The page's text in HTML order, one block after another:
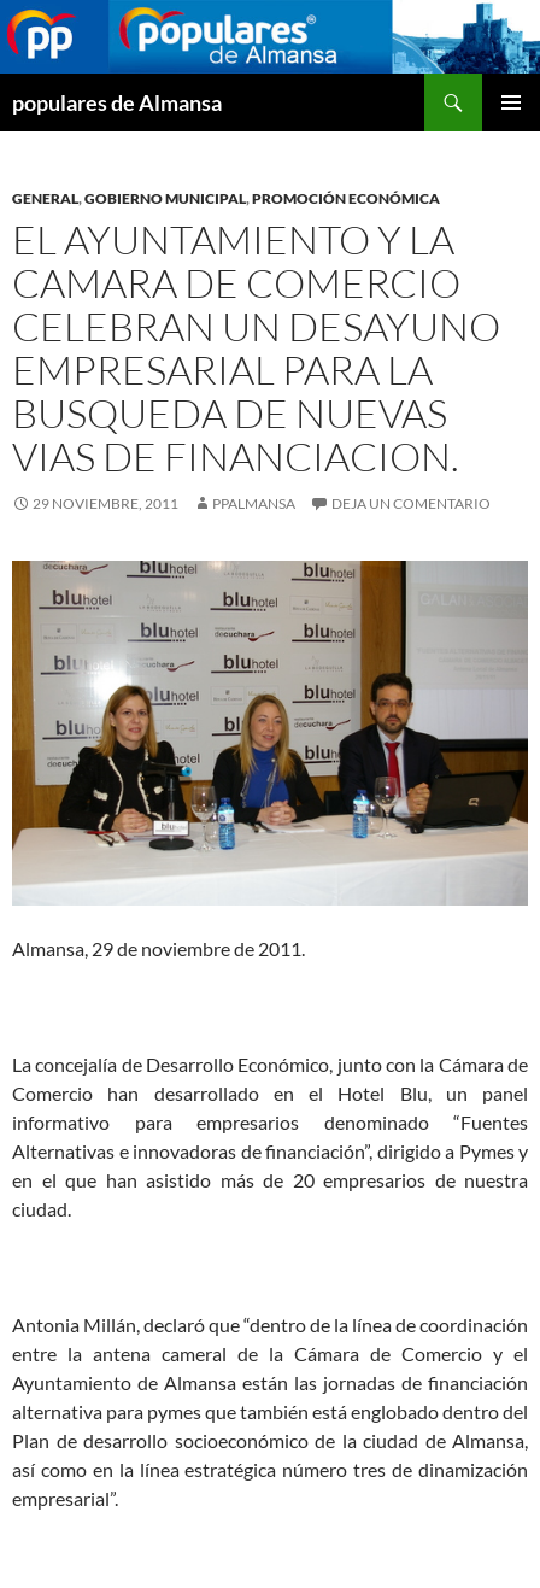
populares de Almansa
GENERAL,GOBIERNO MUNICIPAL,PROMOCIÓN ECONÓMICA
EL AYUNTAMIENTO Y LA
CAMARA DE COMERCIO
CELEBRAN UN DESAYUNO
EMPRESARIAL PARA LA
BUSQUEDA DE NUEVAS
VIAS DE FINANCIACION.
29 NOVIEMBRE, 2011 PPALMANSA DEJA UN COMENTARIO
Almansa, 29 de noviembre de 2011.
La concejalía de Desarrollo Económico, junto con la Cámara de
Comercio han desarrollado en el Hotel Blu, un panel
informativo para empresarios denominado “Fuentes
Alternativas e innovadoras de financiación”, dirigido a Pymes y
en el que han asistido más de 20 empresarios de nuestra
ciudad.
Antonia Millán, declaró que “dentro de la línea de coordinación
entre la antena cameral de la Cámara de Comercio y el
Ayuntamiento de Almansa están las jornadas de financiación
alternativa para pymes que también está englobado dentro del
Plan de desarrollo socioeconómico de la ciudad de Almansa,
así como en la línea estratégica número tres de dinamización
empresarial”.